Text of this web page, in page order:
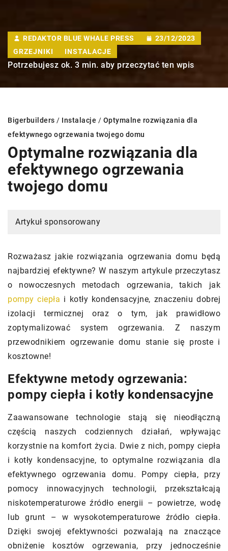
REDAKTOR BLUE WHALE PRESS
23/12/2023
GRZEJNIKI
INSTALACJE
Potrzebujesz ok. 3 min. aby przeczytać ten wpis
Bigerbuilders / Instalacje / Optymalne rozwiązania dla
efektywnego ogrzewania twojego domu
Optymalne rozwiązania dla
efektywnego ogrzewania
twojego domu
Artykuł sponsorowany
Rozważasz jakie rozwiązania ogrzewania domu będą
najbardziej efektywne? W naszym artykule przeczytasz
o nowoczesnych metodach ogrzewania, takich jak
pompy ciepła i kotły kondensacyjne, znaczeniu dobrej
izolacji termicznej oraz o tym, jak prawidłowo
zoptymalizować system ogrzewania. Z naszym
przewodnikiem ogrzewanie domu stanie się proste i
kosztowne!
Efektywne metody ogrzewania:
pompy ciepła i kotły kondensacyjne
Zaawansowane technologie stają się nieodłączną
częścią naszych codziennych działań, wpływając
korzystnie na komfort życia. Dwie z nich, pompy ciepła
i kotły kondensacyjne, to optymalne rozwiązania dla
efektywnego ogrzewania domu. Pompy ciepła, przy
pomocy innowacyjnych technologii, przekształcają
niskotemperaturowe źródło energii – powietrze, wodę
lub grunt – w wysokotemperaturowe źródło ciepła.
Dzięki swojej efektywności pozwalają na znaczące
obniżenie kosztów ogrzewania, przy jednocześnie